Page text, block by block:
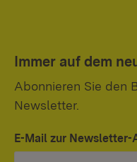
Immer auf dem
Abonnieren Sie den
Newsletter.
E-Mail zur